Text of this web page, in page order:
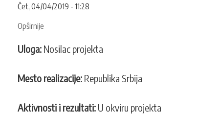
Čet, 04/04/2019 - 11:28
Opširnije
poljoprivredni
zapadne
Srbije
mogućnosti
Uloga: Nosilac projekta
Mesto realizacije: Republika Srbija
Aktivnosti i rezultati: U okviru projekta